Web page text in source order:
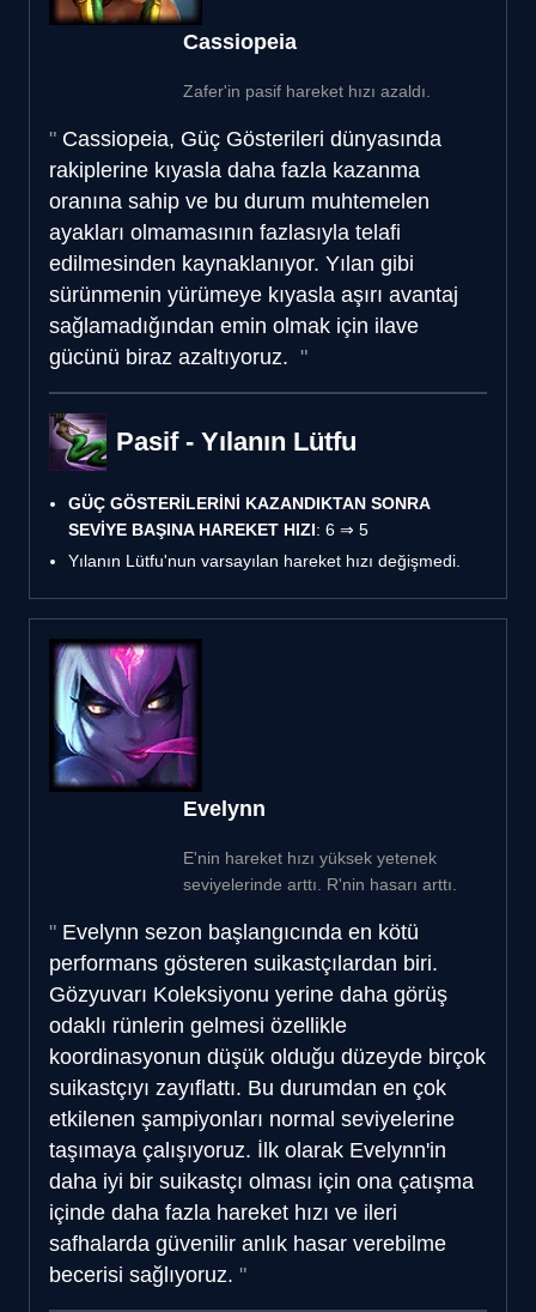
Cassiopeia
Zafer'in pasif hareket hızı azaldı.
Cassiopeia, Güç Gösterileri dünyasında
rakiplerine kıyasla daha fazla kazanma
oranına sahip ve bu durum muhtemelen
ayakları olmamasının fazlasıyla telafi
edilmesinden kaynaklanıyor. Yılan gibi
sürünmenin yürümeye kıyasla aşırı avantaj
sağlamadığından emin olmak için ilave
gücünü biraz azaltıyoruz.
Pasif - Yılanın Lütfu
GÜÇ GÖSTERİLERİNİ KAZANDIKTAN SONRA
SEVİYE BAŞINA HAREKET HIZI: 6 ⇒ 5
Yılanın Lütfu'nun varsayılan hareket hızı değişmedi.
Evelynn
E'nin hareket hızı yüksek yetenek
seviyelerinde arttı. R'nin hasarı arttı.
Evelynn sezon başlangıcında en kötü
performans gösteren suikastçılardan biri.
Gözyuvarı Koleksiyonu yerine daha görüş
odaklı rünlerin gelmesi özellikle
koordinasyonun düşük olduğu düzeyde birçok
suikastçıyı zayıflattı. Bu durumdan en çok
etkilenen şampiyonları normal seviyelerine
taşımaya çalışıyoruz. İlk olarak Evelynn'in
daha iyi bir suikastçı olması için ona çatışma
içinde daha fazla hareket hızı ve ileri
safhalarda güvenilir anlık hasar verebilme
becerisi sağlıyoruz.